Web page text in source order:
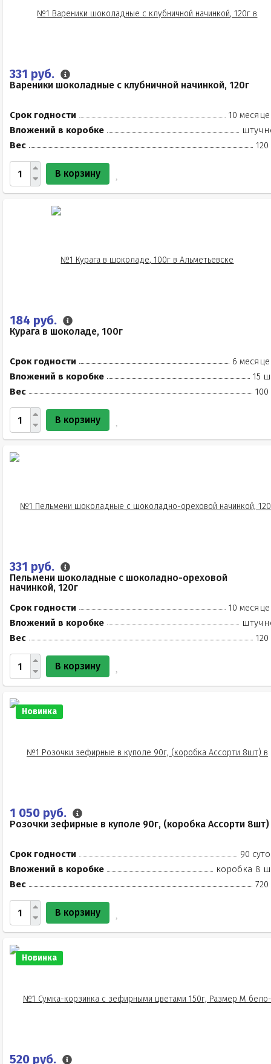
331 руб.
Вареники шоколадные с клубничной начинкой, 120г
Срок годности
10
Вложений в коробке
Вес
120
В корзину
184 руб.
Курага в шоколаде, 100г
Срок годности
6
Вложений в коробке
15
Вес
100
В корзину
331 руб.
Пельмени шоколадные с шоколадно-ореховой
начинкой, 120г
Срок годности
10
Вложений в коробке
Вес
120
В корзину
Новинка
1 050 руб.
Розочки зефирные в куполе 90г, (коробка Ассорти 8шт)
Срок годности
90
Вложений в коробке
коробка 8
Вес
720
В корзину
Новинка
520 руб.